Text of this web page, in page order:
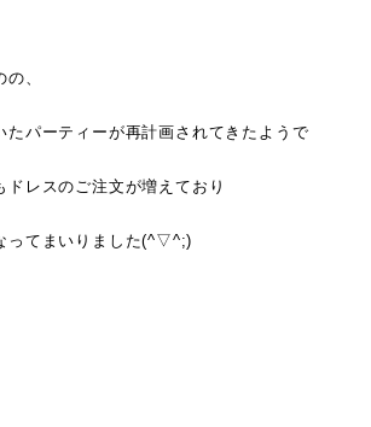
、
たパーティーが再計画されてきたようで
ドレスのご注文が増えており
ってまいりました(^▽^;)